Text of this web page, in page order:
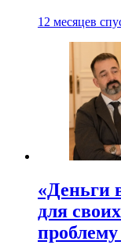
12 месяцев
«Деньги
для